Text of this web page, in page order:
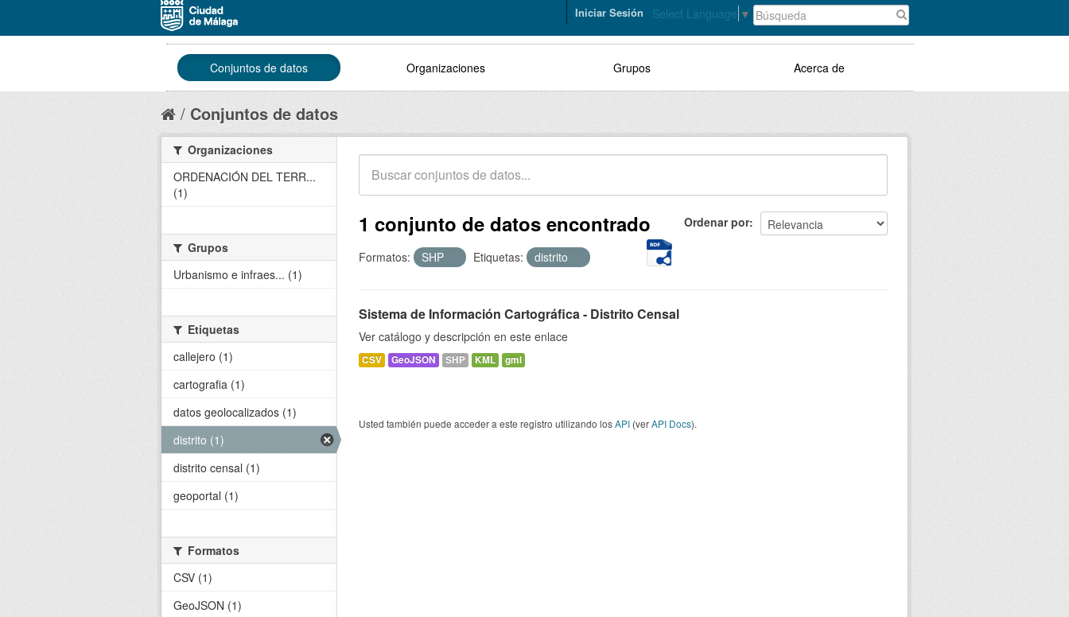
Select Language ▼
Iniciar Sesión
Conjuntos de datos Organizaciones Grupos Acerca de
Conjuntos de datos
Ordenar por
1 conjunto de datos encontrado
Formatos: SHP Etiquetas: distrito
Sistema de Información Cartográfica - Distrito Censal
Ver catálogo y descripción en este enlace
CSV GeoJSON SHP KML gml
Usted también puede acceder a este registro utilizando losAPI (verAPI Docs).
Organizaciones
ORDENACIÓN DEL TERR...
(1)
Grupos
Urbanismo e infraes... (1)
Etiquetas
callejero (1)
cartografia (1)
datos geolocalizados (1)
distrito (1)
distrito censal (1)
geoportal (1)
Formatos
CSV (1)
GeoJSON (1)